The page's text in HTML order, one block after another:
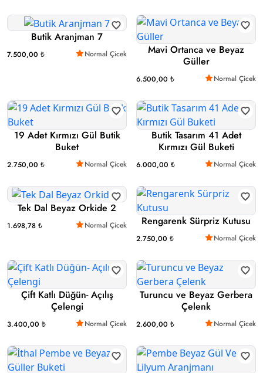
Butik Aranjman 7
7.500,00 ₺ Normal Çicek
Mavi Ortanca ve Beyaz
Güller
6.500,00 ₺ Normal Çicek
19 Adet Kırmızı Gül Butik
Buket
2.750,00 ₺ Normal Çicek
Butik Tasarım 41 Adet
Kırmızı Gül Buketi
6.000,00 ₺ Normal Çicek
Tek Dal Beyaz Orkide 2
1.698,78 ₺ Normal Çicek Rengarenk Sürpriz Kutusu
2.750,00 ₺ Normal Çicek
Çift Katlı Düğün- Açılış
Çelengi
3.400,00 ₺ Normal Çicek
Turuncu ve Beyaz Gerbera
Çelenk
2.600,00 ₺ Normal Çicek